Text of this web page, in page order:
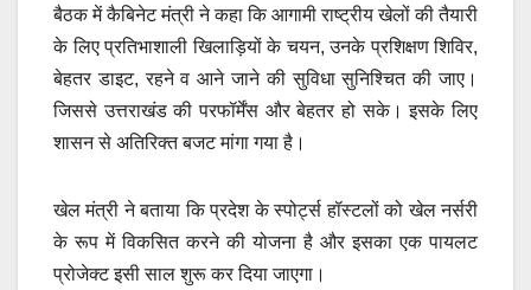
बैठक में कैबिनेट मंत्री ने कहा कि आगामी राष्ट्रीय खेलों की तैयारी
के लिए प्रतिभाशाली खिलाड़ियों के चयन, उनके प्रशिक्षण शिविर,
बेहतर डाइट, रहने व आने जाने की सुविधा सुनिश्चित की जाए।
जिससे उत्तराखंड की परफॉर्मेंस और बेहतर हो सके। इसके लिए
शासन से अतिरिक्त बजट मांगा गया है।
खेल मंत्री ने बताया कि प्रदेश के स्पोर्ट्स हॉस्टलों को खेल नर्सरी
के रूप में विकसित करने की योजना है और इसका एक पायलट
प्रोजेक्ट इसी साल शुरू कर दिया जाएगा।